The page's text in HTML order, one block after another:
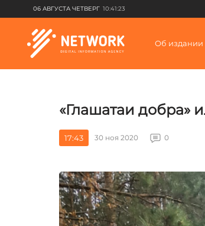
06 АВГУСТА ЧЕТВЕРГ 10:41:23
Об издании
«Глашатаи добра»
17:43 30 ноя 2020 0